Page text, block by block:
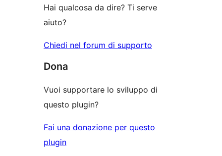
Hai qualcosa da dire? Ti serve
aiuto?
Chiedi nel forum di supporto
Dona
Vuoi supportare lo sviluppo di
questo plugin?
Fai una donazione per questo
plugin